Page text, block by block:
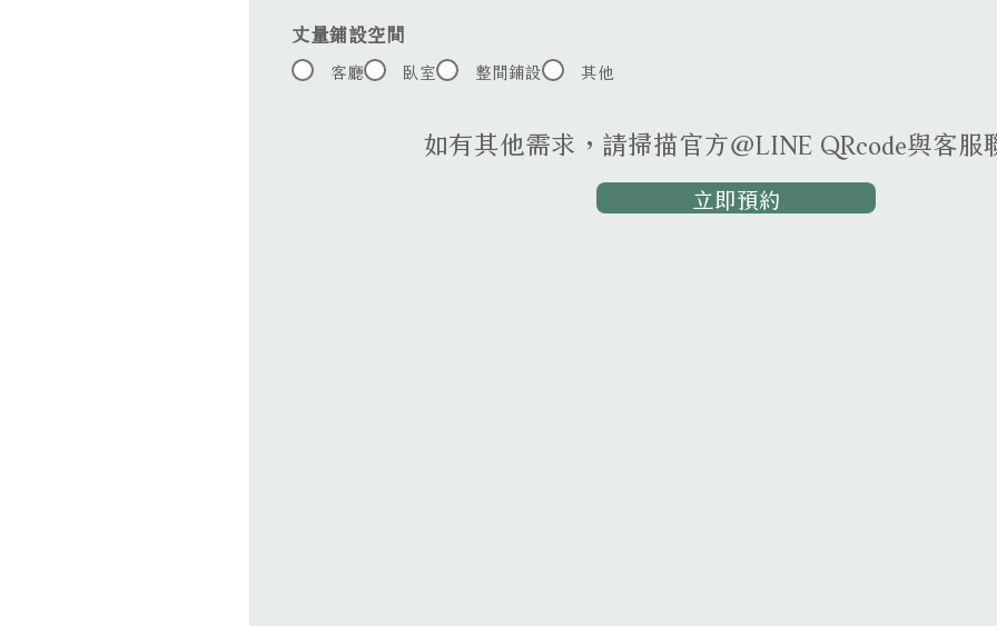
丈量鋪設空間
客廳 臥室 整間鋪設 其他
如有其他需求，請掃描官方@LINE QRcode與客服
立即預約